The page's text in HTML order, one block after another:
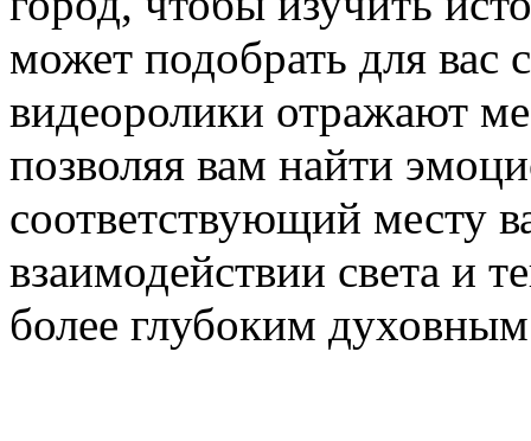
может подобрать для вас
видеоролики отражают
позволяя вам найти
соответствующий месту
взаимодействии света и
более глубоким